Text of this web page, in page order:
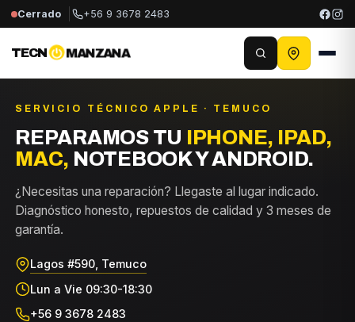
Cerrado +56 9 3678 2483
TECN MANZANA
SERVICIO TÉCNICO APPLE · TEMUCO
REPARAMOS TU
IPHONE, IPAD,
MAC, NOTEBOOK Y ANDROID.
¿Necesitas una reparación? Llegaste al lugar indicado.
Diagnóstico honesto, repuestos de calidad y 3 meses de
garantía.
Lagos #590, Temuco
Lun a Vie 09:30-18:30
+56 9 3678 2483